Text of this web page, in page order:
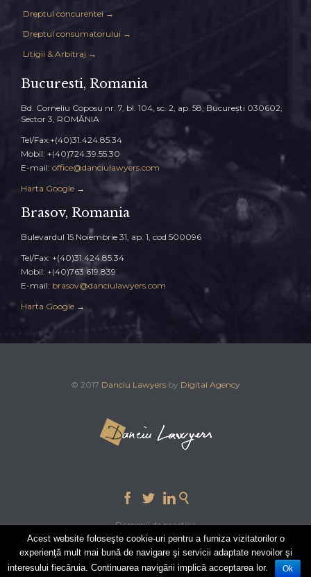
Dreptul concurentei →
Dreptul consumatorului →
Litigii & Arbitraj →
Bucuresti, Romania
Bd. Corneliu Coposu nr. 7, bl. 104, sc. 2, ap. 58, Bucureşti 030602,
Sector 3, ROMÂNIA
Tel/Fax:+(40)31.424.85.34
Mobil: +(40)724.39.55.30
E-mail: office@danciulawyers.com
Harta Google →
Brasov, Romania
Bulevardul 15 Noiembrie 31, ap. 1, cod 500096
Tel/Fax: +(40)31.424.85.34
Mobil: +(40)763.619.839
E-mail: brasov@danciulawyers.com
Harta Google →
© 2017 Danciu Lawyers by Digital Agency
   
Domenii de practica
Acest website foloseşte cookie-uri pentru a furniza vizitatorilor o
experienţă mult mai bună de navigare şi servicii adaptate nevoilor şi
interesului fiecăruia. Continuarea navigării implică acceptarea lor.
Ok